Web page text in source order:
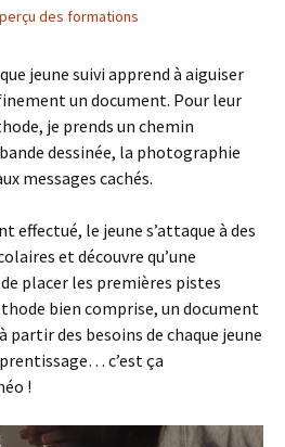
des formations
jeune suivi apprend à aiguiser
un document. Pour leur
je prends un chemin
dessinée, la photographie
messages cachés.
effectué, le jeune s’attaque à des
et découvre qu’une
placer les premières pistes
bien comprise, un document
des besoins de chaque jeune
c’est ça
!